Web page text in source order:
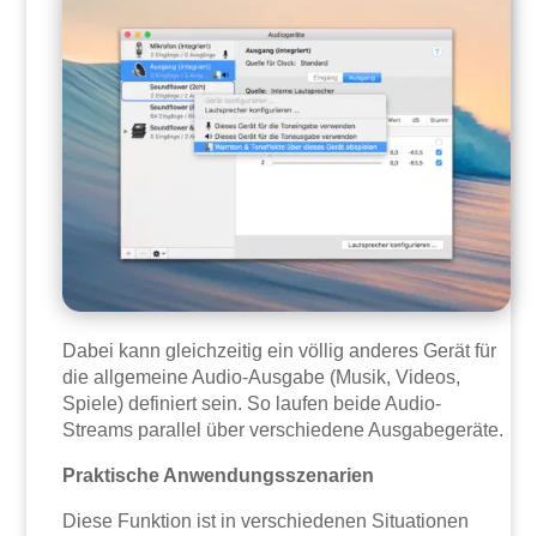
Dabei kann gleichzeitig ein völlig anderes Gerät für
die allgemeine Audio-Ausgabe (Musik, Videos,
Spiele) definiert sein. So laufen beide Audio-
Streams parallel über verschiedene Ausgabegeräte.
Praktische Anwendungsszenarien
Diese Funktion ist in verschiedenen Situationen